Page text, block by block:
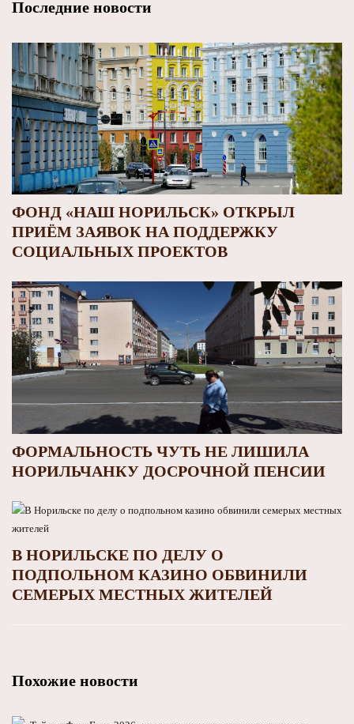
Последние новости
ФОНД «НАШ НОРИЛЬСК» ОТКРЫЛ
ПРИЁМ ЗАЯВОК НА ПОДДЕРЖКУ
СОЦИАЛЬНЫХ ПРОЕКТОВ
ФОРМАЛЬНОСТЬ ЧУТЬ НЕ ЛИШИЛА
НОРИЛЬЧАНКУ ДОСРОЧНОЙ ПЕНСИИ
В НОРИЛЬСКЕ ПО ДЕЛУ О
ПОДПОЛЬНОМ КАЗИНО ОБВИНИЛИ
СЕМЕРЫХ МЕСТНЫХ ЖИТЕЛЕЙ
Похожие новости